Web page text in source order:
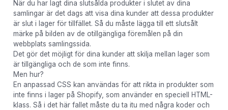
När du har lagt dina slutsålda produkter i slutet av dina
samlingar är det dags att visa dina kunder att dessa produkter
är slut i lager för tillfället. Så du måste lägga till ett slutsålt
märke på bilden av de otillgängliga föremålen på din
webbplats samlingssida.
Det gör det möjligt för dina kunder att skilja mellan lager som
är tillgängliga och de som inte finns.
Men hur?
En anpassad CSS kan användas för att rikta in produkter som
inte finns i lager på Shopify, som använder en speciell HTML-
klass. Så i det här fallet måste du ta itu med några koder och